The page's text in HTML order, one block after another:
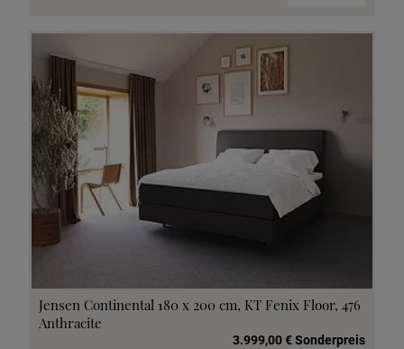
Jensen Continental 180 x 200 cm, KT Fenix Floor, 476
Anthracite
3.999,00 € Sonderpreis